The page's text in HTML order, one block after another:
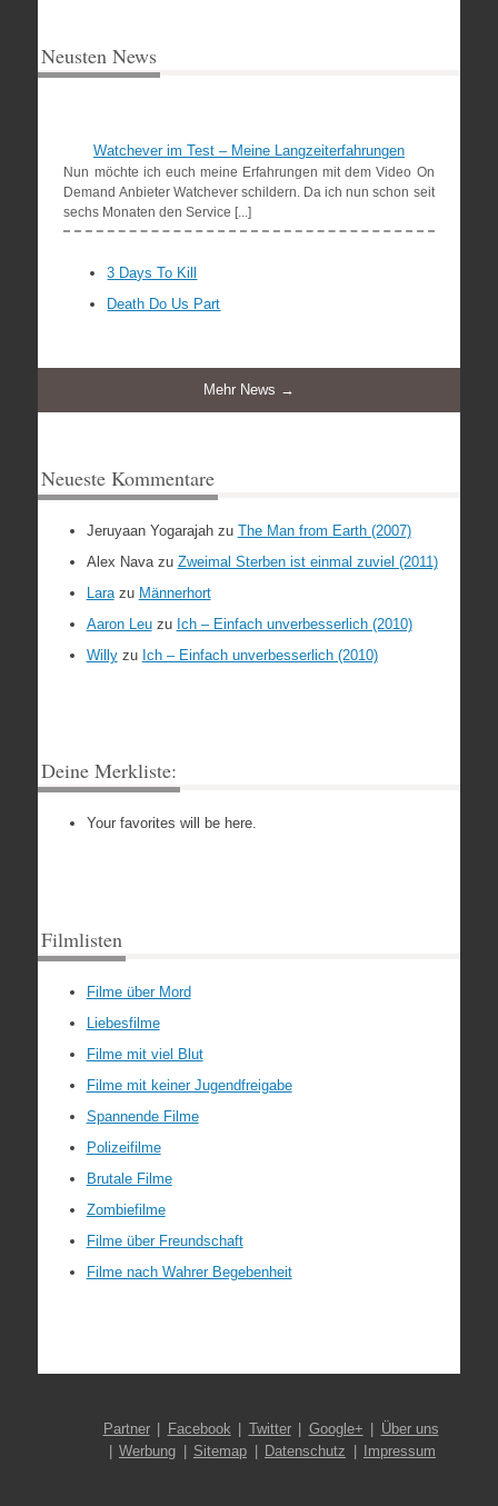
Neusten News
Watchever im Test – Meine Langzeiterfahrungen
Nun möchte ich euch meine Erfahrungen mit dem Video On
Demand Anbieter Watchever schildern. Da ich nun schon seit
sechs Monaten den Service [...]
3 Days To Kill
Death Do Us Part
Mehr News →
Neueste Kommentare
Jeruyaan Yogarajahzu The Man from Earth (2007)
Alex Navazu Zweimal Sterben ist einmal zuviel (2011)
Larazu Männerhort
Aaron Leuzu Ich – Einfach unverbesserlich (2010)
Willyzu Ich – Einfach unverbesserlich (2010)
Deine Merkliste:
Your favorites will be here.
Filmlisten
Filme über Mord
Liebesfilme
Filme mit viel Blut
Filme mit keiner Jugendfreigabe
Spannende Filme
Polizeifilme
Brutale Filme
Zombiefilme
Filme über Freundschaft
Filme nach Wahrer Begebenheit
Partner Facebook Twitter Google+
Über uns
Werbung
Sitemap Datenschutz Impressum